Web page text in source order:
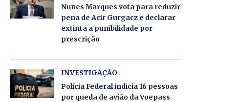
Nunes Marques vota para reduzir
pena de Acir Gurgacz e declarar
extinta a punibilidade por
prescrição
INVESTIGAÇÃO
Polícia Federal indicia 16 pessoas
por queda de avião da Voepass